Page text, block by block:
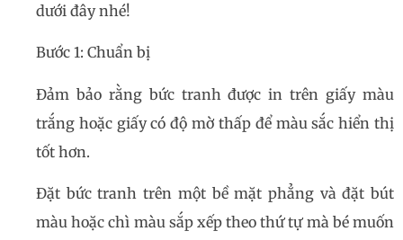
dưới đây nhé!
Bước 1: Chuẩn bị
Đảm bảo rằng bức tranh được in trên giấy màu
trắng hoặc giấy có độ mờ thấp để màu sắc hiển thị
tốt hơn.
Đặt bức tranh trên một bề mặt phẳng và đặt bút
màu hoặc chì màu sắp xếp theo thứ tự mà bé muốn